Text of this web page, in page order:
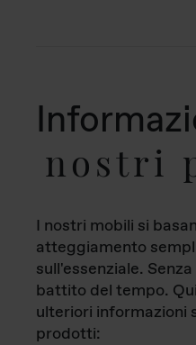
nostri
I nostri mobili si
atteggiamento
sull'essenziale.
battito del tempo.
ulteriori informazioni
prodotti: